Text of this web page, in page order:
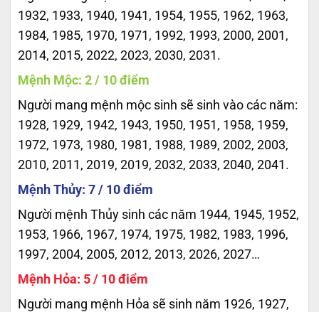
1932, 1933, 1940, 1941, 1954, 1955, 1962, 1963,
1984, 1985, 1970, 1971, 1992, 1993, 2000, 2001,
2014, 2015, 2022, 2023, 2030, 2031.
Mệnh Mộc: 2 / 10 điểm
Người mang mệnh mộc sinh sẽ sinh vào các năm:
1928, 1929, 1942, 1943, 1950, 1951, 1958, 1959,
1972, 1973, 1980, 1981, 1988, 1989, 2002, 2003,
2010, 2011, 2019, 2019, 2032, 2033, 2040, 2041.
Mệnh Thủy: 7 / 10 điểm
Người mệnh Thủy sinh các năm 1944, 1945, 1952,
1953, 1966, 1967, 1974, 1975, 1982, 1983, 1996,
1997, 2004, 2005, 2012, 2013, 2026, 2027…
Mệnh Hỏa: 5 / 10 điểm
Người mang mệnh Hỏa sẽ sinh năm 1926, 1927,